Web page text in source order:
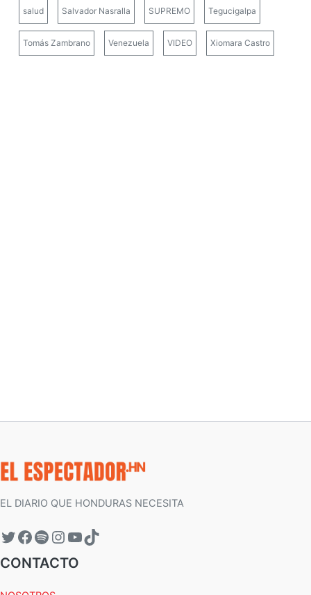
salud Salvador Nasralla SUPREMO Tegucigalpa
Tomás Zambrano Venezuela VIDEO Xiomara Castro
EL DIARIO QUE HONDURAS NECESITA
CONTACTO